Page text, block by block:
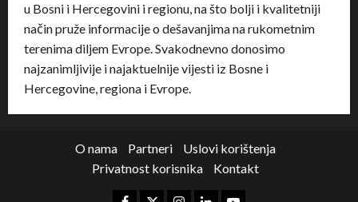
u Bosni i Hercegovini i regionu, na što bolji i kvalitetniji
način pruže informacije o dešavanjima na rukometnim
terenima diljem Evrope. Svakodnevno donosimo
najzanimljivije i najaktuelnije vijesti iz Bosne i
Hercegovine, regiona i Evrope.
O nama Partneri
Uslovi korištenja
Privatnost korisnika
Kontakt